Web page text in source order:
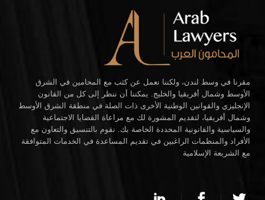
مقرنا في وسط لندن، ولكننا نعمل عن كثب مع المحامين في الشرق
الأوسط وشمال أفريقيا والخليج. يمكننا أن ننظر إلى كل من القانون
الإنجليزي والقوانين الوطنية الأخرى ذات الصلة في منطقة الشرق الأوسط
وشمال أفريقيا، لتقديم المشورة لك مع مراعاة القضايا الاجتماعية
والسياسية والقانونية المحددة الخاصة بك. نقوم بالتنسيق والتعاون مع
الأفراد والمنظمات الراغبين في تقديم المساعدة في الخدمات المتوافقة
مع الشريعة الإسلامية